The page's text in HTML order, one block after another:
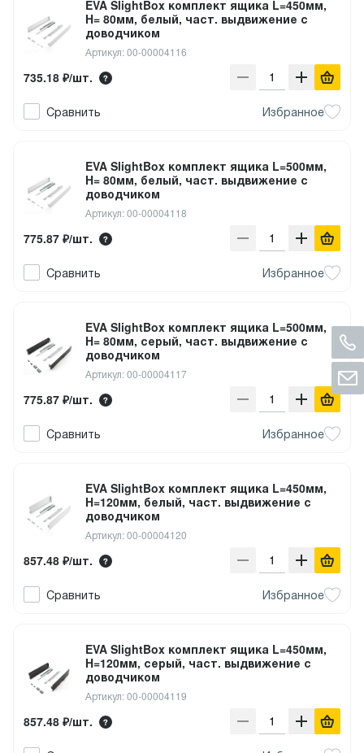
EVA SlightBox комплект ящика L=450мм,
H= 80мм, белый, част. выдвижение с
доводчиком
Артикул: 00-00004116
735.18 ₽/шт.
Сравнить Избранное
EVA SlightBox комплект ящика L=500мм,
H= 80мм, белый, част. выдвижение с
доводчиком
Артикул: 00-00004118
775.87 ₽/шт.
Сравнить Избранное
EVA SlightBox комплект ящика L=500мм,
H= 80мм, серый, част. выдвижение с
доводчиком
Артикул: 00-00004117
775.87 ₽/шт.
Сравнить Избранное
EVA SlightBox комплект ящика L=450мм,
H=120мм, белый, част. выдвижение с
доводчиком
Артикул: 00-00004120
857.48 ₽/шт.
Сравнить Избранное
EVA SlightBox комплект ящика L=450мм,
H=120мм, серый, част. выдвижение с
доводчиком
Артикул: 00-00004119
857.48 ₽/шт.